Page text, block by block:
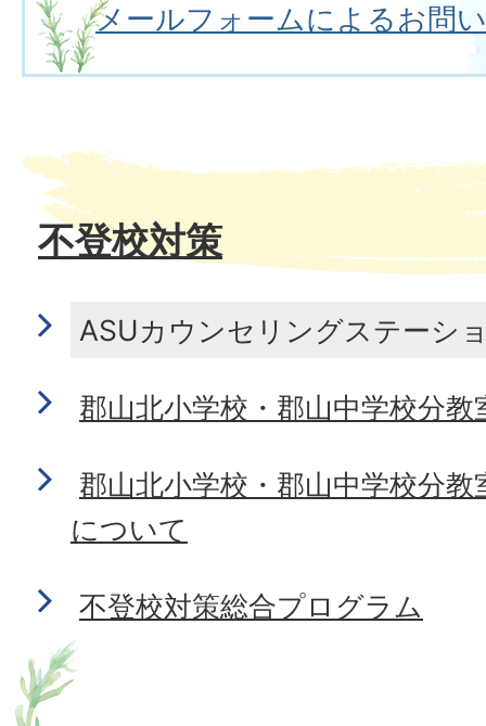
メールフォームによるお問
不登校対策
ASUカウンセリングステーシ
郡山北小学校・郡山中学校分
郡山北小学校・郡山中学校分
について
不登校対策総合プログラム